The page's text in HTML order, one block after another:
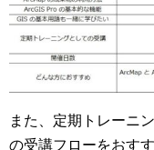
また、定期トレーニ
の受講フローをおす